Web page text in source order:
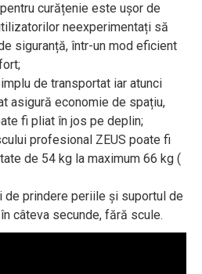
curățenie este ușor de
neexperimentați să
siguranță, într-un mod eficient
de transportat iar atunci
asigură economie de spațiu,
fi pliat în jos pe deplin;
profesional ZEUS poate fi
de 54 kg la maximum 66 kg (
de prindere periile și suportul de
câteva secunde, fără scule.